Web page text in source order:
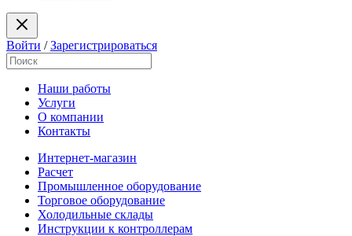
Войти /Зарегистрироваться
Наши работы
Услуги
О компании
Контакты
Интернет-магазин
Расчет
Промышленное оборудование
Торговое оборудование
Холодильные склады
Инструкции к контроллерам